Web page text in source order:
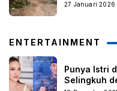
27 Januari 2026
ENTERTAINMENT
Punya Istri
Selingkuh